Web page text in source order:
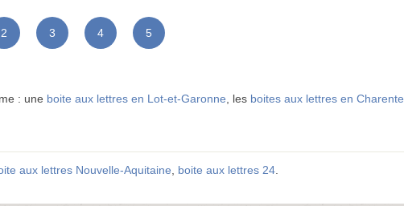
2 3 4 5
: une boite aux lettres en Lot-et-Garonne , les boites aux lettres en Charente
aux lettres Nouvelle-Aquitaine boite aux lettres 24